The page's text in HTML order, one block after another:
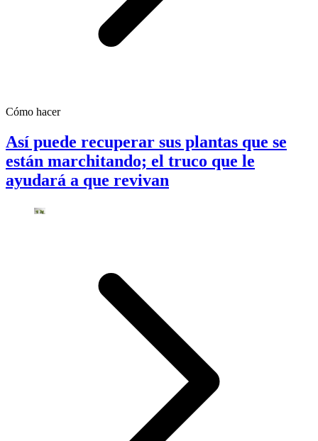
Cómo hacer
Así puede recuperar sus plantas que se
están marchitando; el truco que le
ayudará a que revivan